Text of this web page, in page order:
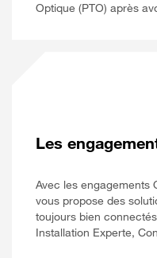
Optique (PTO) après
Les
Avec les engagements
vous propose des
toujours bien
Installation Experte,